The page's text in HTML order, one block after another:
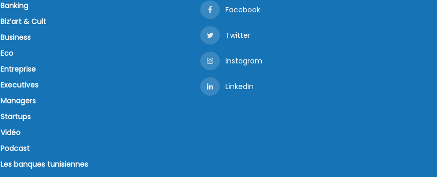
Banking
Biz’art & Cult
Business
Eco
Entreprise
Executives
Managers
Startups
Vidéo
Podcast
Les banques tunisiennes
Facebook
Twitter
Instagram
LinkedIn